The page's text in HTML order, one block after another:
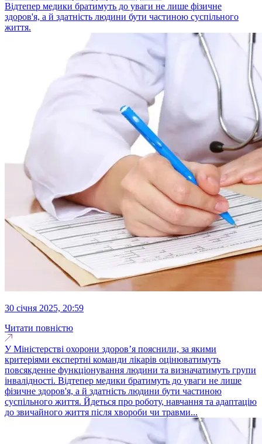
Відтепер медики братимуть до уваги не лише фізичне
здоров'я, а й здатність людини бути частиною суспільного
життя.
30 січня 2025, 20:59
Читати повністю
У Міністерстві охорони здоров’я пояснили, за якими
критеріями експертні команди лікарів оцінюватимуть
повсякденне функціонування людини та визначатимуть групи
інвалідності. Відтепер медики братимуть до уваги не лише
фізичне здоров'я, а й здатність людини бути частиною
суспільного життя. Йдеться про роботу, навчання та адаптацію
до звичайного життя після хвороби чи травми...